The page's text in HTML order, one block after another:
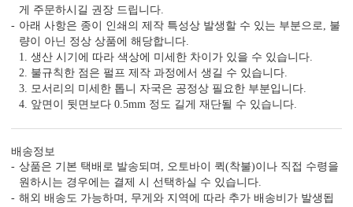
실링 스탬프
실링 스티커 디자인 스티커
카드 봉투
청첩장 리본 클로버+엽서
자세히 보기
게 주문하시길 권장 드립니다.
아래 사항은 종이 인쇄의 제작 특성상 발생할 수 있는 부분으로, 불
량이 아닌 정상 상품에 해당합니다.
1. 생산 시기에 따라 색상에 미세한 차이가 있을 수 있습니다.
2. 불규칙한 점은 펄프 제작 과정에서 생길 수 있습니다.
3. 모서리의 미세한 톱니 자국은 공정상 필요한 부분입니다.
4. 앞면이 뒷면보다 0.5mm 정도 길게 재단될 수 있습니다.
배송정보
상품은 기본 택배로 발송되며, 오토바이 퀵(착불)이나 직접 수령을
원하시는 경우에는 결제 시 선택하실 수 있습니다.
해외 배송도 가능하며, 무게와 지역에 따라 추가 배송비가 발생됩